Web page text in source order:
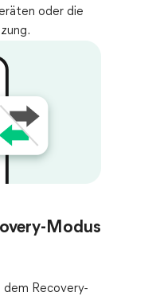
oder die
Modus
dem Recovery-